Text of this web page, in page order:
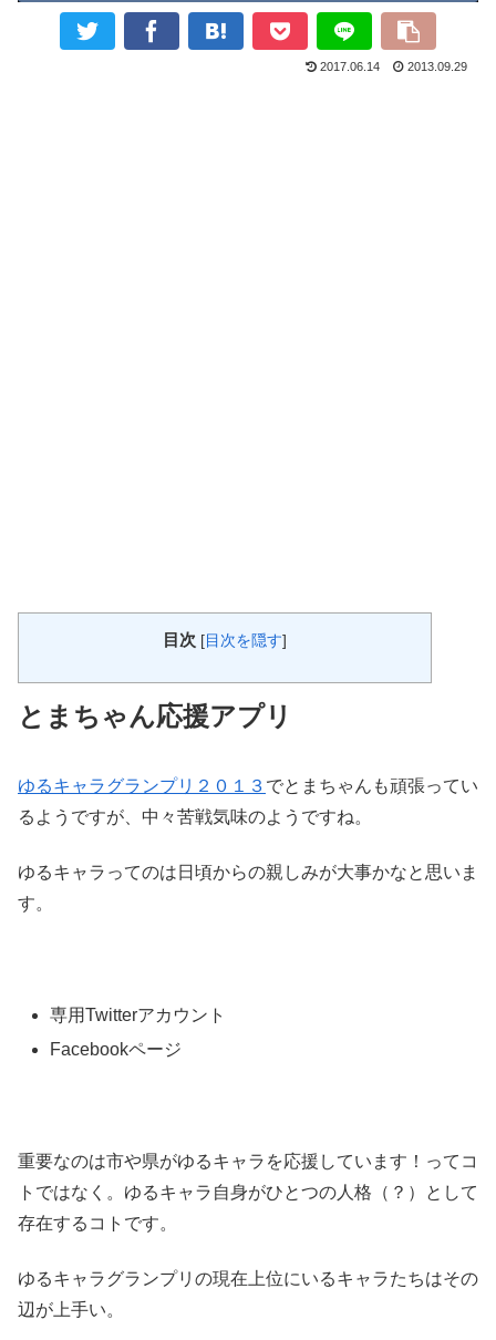
2017.06.14 2013.09.29
目次 [ 目次を隠す]
とまちゃん応援アプリ
ゆるキャラグランプリ２０１３ でとまちゃんも頑張ってい
るようですが、中々苦戦気味のようですね。
ゆるキャラってのは日頃からの親しみが大事かなと思いま
す。
専用Twitterアカウント
Facebookページ
重要なのは市や県がゆるキャラを応援しています！ってコ
トではなく。ゆるキャラ自身がひとつの人格（？）として
存在するコトです。
ゆるキャラグランプリの現在上位にいるキャラたちはその
辺が上手い。